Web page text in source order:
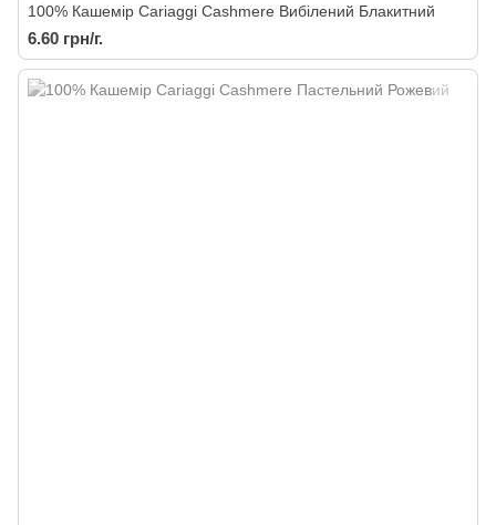
100% Кашемір Cariaggi Cashmere Вибілений Блакитний
6.60 грн/г.